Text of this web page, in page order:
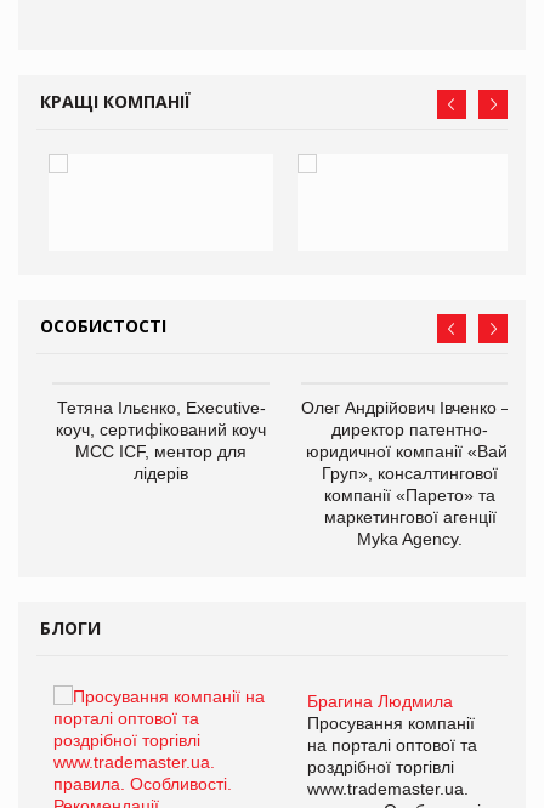
КРАЩІ КОМПАНІЇ
ОСОБИСТОСТІ
Тетяна Ільєнко, Executive-
коуч, сертифікований коуч
МСС ICF, ментор для
лідерів
Олег Андрійович Івченко —
директор патентно-
юридичної компанії «Вайз
Груп», консалтингової
компанії «Парето» та
маркетингової агенції
Myka Agency.
БЛОГИ
Брагина Людмила
Просування компанії
на порталі оптової та
роздрібної торгівлі
www.trademaster.ua.